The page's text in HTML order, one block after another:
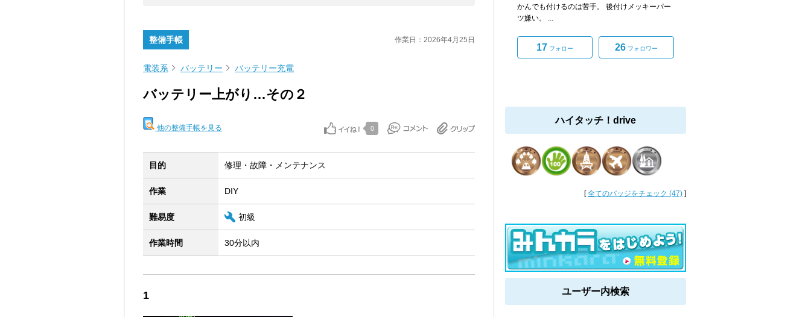
整備手帳 作業日：2026年4月25日
電装系 バッテリー バッテリー充電
バッテリー上がり…その２
他の整備手帳を見る 0
目的 修理・故障・メンテナンス
作業 DIY
難易度 初級
作業時間 30分以内
1
かんでも付けるのは苦手。 後付けメッキーパー
ツ嫌い。 ...
17 フォロー 26 フォロワー
ハイタッチ！drive
[全てのバッジをチェック (47) ]
ユーザー内検索